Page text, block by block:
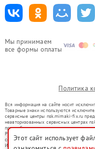
Мы принимаем
все формы оплаты
Политика
Вся информация на сайте носит
Товарные знаки используются
сервисные центры nsk.mimaki-fix.ru
неавторизованных сервисных центрах
правообладателями товарных знаков
Ремонт осуществляется для устройств,
со статьей 1487 ГК РФ.
Использование товарных знаков не
Этот сайт использует